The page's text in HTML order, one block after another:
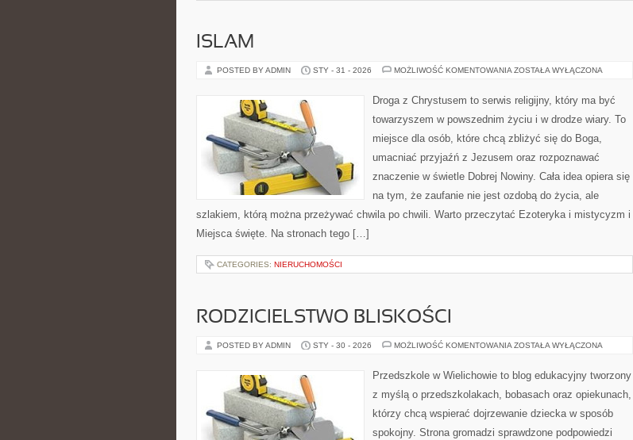
ISLAM
POSTED BY ADMIN STY - 31 - 2026 MOŻLIWOŚĆ KOMENTOWANIA ISLAM
ZOSTAŁA WYŁĄCZONA
Droga z Chrystusem to serwis religijny, który ma być
towarzyszem w powszednim życiu i w drodze wiary. To
miejsce dla osób, które chcą zbliżyć się do Boga,
umacniać przyjaźń z Jezusem oraz rozpoznawać
znaczenie w świetle Dobrej Nowiny. Cała idea opiera się
na tym, że zaufanie nie jest ozdobą do życia, ale
szlakiem, którą można przeżywać chwila po chwili. Warto przeczytać Ezoteryka i mistycyzm i
Miejsca święte. Na stronach tego […]
CATEGORIES: NIERUCHOMOŚCI
RODZICIELSTWO BLISKOŚCI
POSTED BY ADMIN STY - 30 - 2026 MOŻLIWOŚĆ KOMENTOWANIA RODZICIELSTWO
ZOSTAŁA WYŁĄCZONA
Przedszkole w Wielichowie to blog edukacyjny tworzony
z myślą o przedszkolakach, bobasach oraz opiekunach,
którzy chcą wspierać dojrzewanie dziecka w sposób
spokojny. Strona gromadzi sprawdzone podpowiedzi